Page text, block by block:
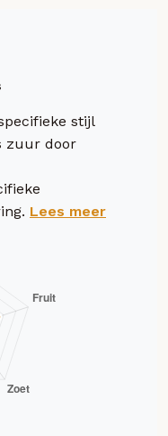
stijl
zuur door
Lees meer